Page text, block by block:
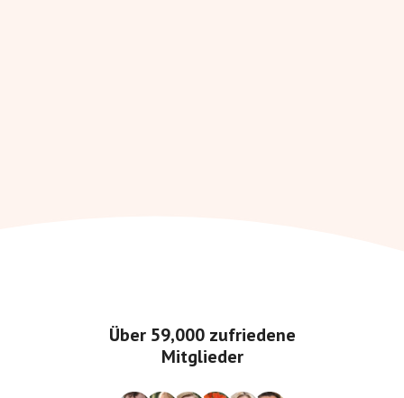
Über 59,000zufriedene
Mitglieder